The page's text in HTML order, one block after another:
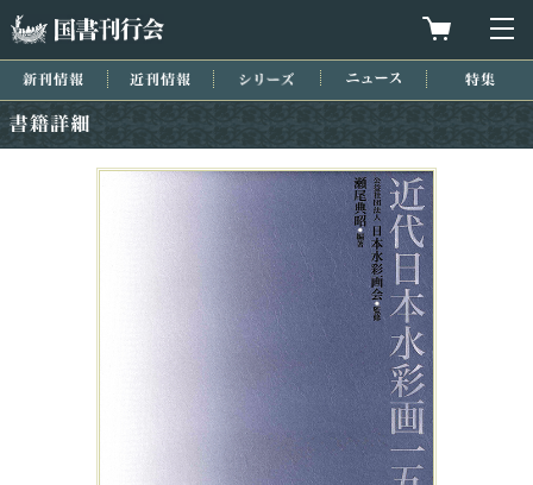
買物カゴを
新刊情報 近刊情報 シリーズ ニュース